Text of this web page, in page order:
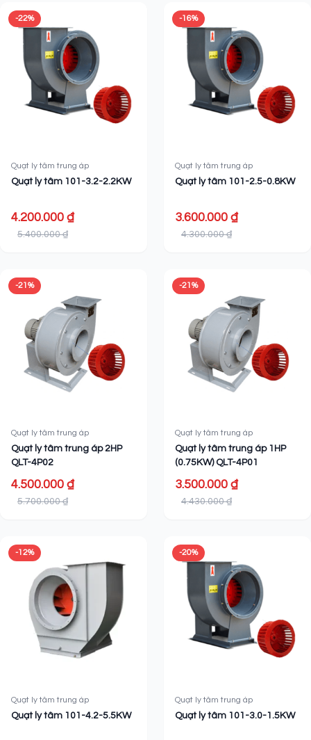
-22%
Quạt ly tâm trung áp
Quạt ly tâm 101-3.2-2.2KW
4.200.000 ₫
5.400.000 ₫
-16%
Quạt ly tâm trung áp
Quạt ly tâm 101-2.5-0.8KW
3.600.000 ₫
4.300.000 ₫
-21%
Quạt ly tâm trung áp
Quạt ly tâm trung áp 2HP
QLT-4P02
4.500.000 ₫
5.700.000 ₫
-21%
Quạt ly tâm trung áp
Quạt ly tâm trung áp 1HP
(0.75KW) QLT-4P01
3.500.000 ₫
4.430.000 ₫
-12%
Quạt ly tâm trung áp
Quạt ly tâm 101-4.2-5.5KW
-20%
Quạt ly tâm trung áp
Quạt ly tâm 101-3.0-1.5KW